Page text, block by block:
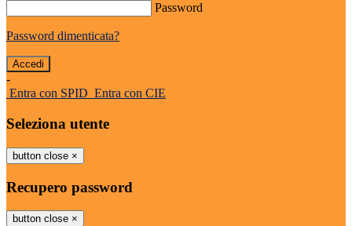
Password
Password dimenticata?
-
Entra con SPID Entra con CIE
Seleziona utente
button close ×
Recupero password
button close ×